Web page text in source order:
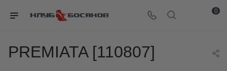
0
PREMIATA [110807]